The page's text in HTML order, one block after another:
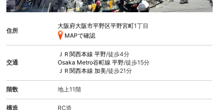
住所
大阪府大阪市平野区平野宮町1丁目
MAPで確認
交通
ＪＲ関西本線平野/徒歩4分
Osaka Metro谷町線平野/徒歩15分
ＪＲ関西本線加美/徒歩21分
階数 地上11階
構造 RC造